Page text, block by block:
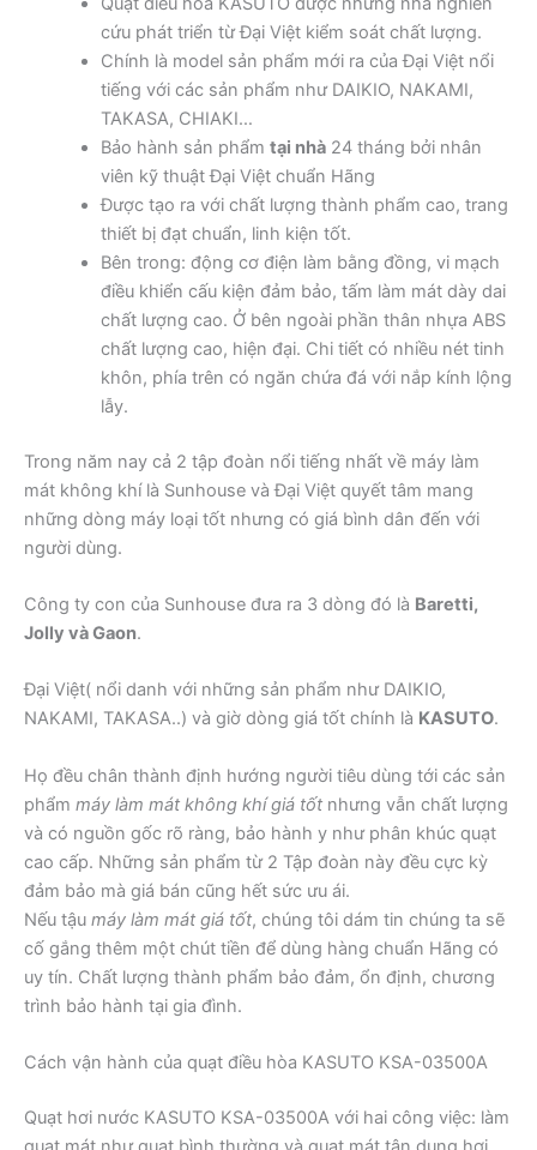
cứu phát triển từ Đại Việt kiểm soát chất lượng.
Chính là model sản phẩm mới ra của Đại Việt nổi
tiếng với các sản phẩm như DAIKIO, NAKAMI,
TAKASA, CHIAKI…
Bảo hành sản phẩm tại nhà24 tháng bởi nhân
viên kỹ thuật Đại Việt chuẩn Hãng
Được tạo ra với chất lượng thành phẩm cao, trang
thiết bị đạt chuẩn, linh kiện tốt.
Bên trong: động cơ điện làm bằng đồng, vi mạch
điều khiển cấu kiện đảm bảo, tấm làm mát dày dai
chất lượng cao. Ở bên ngoài phần thân nhựa ABS
chất lượng cao, hiện đại. Chi tiết có nhiều nét tinh
khôn, phía trên có ngăn chứa đá với nắp kính lộng
lẫy.
Trong năm nay cả 2 tập đoàn nổi tiếng nhất về máy làm
mát không khí là Sunhouse và Đại Việt quyết tâm mang
những dòng máy loại tốt nhưng có giá bình dân đến với
người dùng.
Công ty con của Sunhouse đưa ra 3 dòng đó là Baretti,
Jolly và Gaon.
Đại Việt( nổi danh với những sản phẩm như DAIKIO,
NAKAMI, TAKASA..) và giờ dòng giá tốt chính là KASUTO.
Họ đều chân thành định hướng người tiêu dùng tới các sản
phẩm máy làm mát không khí giá tốt nhưng vẫn chất lượng
và có nguồn gốc rõ ràng, bảo hành y như phân khúc quạt
cao cấp. Những sản phẩm từ 2 Tập đoàn này đều cực kỳ
đảm bảo mà giá bán cũng hết sức ưu ái.
Nếu tậu máy làm mát giá tốt, chúng tôi dám tin chúng ta sẽ
cố gắng thêm một chút tiền để dùng hàng chuẩn Hãng có
uy tín. Chất lượng thành phẩm bảo đảm, ổn định, chương
trình bảo hành tại gia đình.
Cách vận hành của quạt điều hòa KASUTO KSA-03500A
Quạt hơi nước KASUTO KSA-03500A với hai công việc: làm